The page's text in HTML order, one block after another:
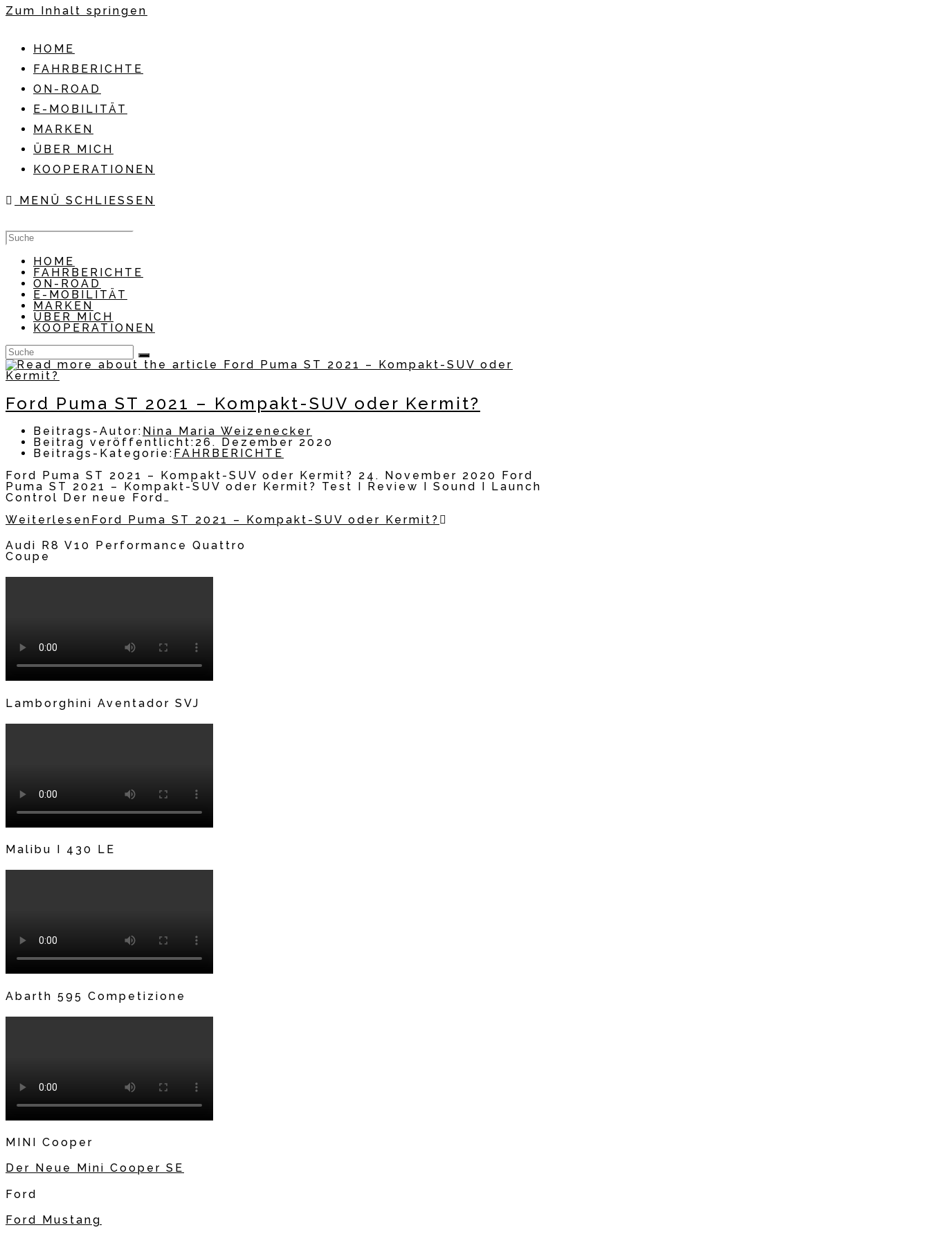
Zum Inhalt springen
HOME
FAHRBERICHTE
ON-ROAD
E-MOBILITÄT
MARKEN
ÜBER MICH
KOOPERATIONEN
MENÜ SCHLIESSEN
HOME
FAHRBERICHTE
ON-ROAD
E-MOBILITÄT
MARKEN
ÜBER MICH
KOOPERATIONEN
Ford Puma ST 2021 – Kompakt-SUV oder Kermit?
Beitrags-Autor: Nina Maria Weizenecker
Beitrag veröffentlicht: 26. Dezember 2020
Beitrags-Kategorie: FAHRBERICHTE
Ford Puma ST 2021 – Kompakt-SUV oder Kermit? 24. November 2020 Ford
Puma ST 2021 – Kompakt-SUV oder Kermit? Test I Review I Sound I Launch
Control Der neue Ford…
Weiterlesen Ford Puma ST 2021 – Kompakt-SUV oder Kermit?
Audi R8 V10 Performance Quattro
Coupe
Lamborghini Aventador SVJ
Malibu I 430 LE
Abarth 595 Competizione
MINI Cooper
Der Neue Mini Cooper SE
Ford
Ford Mustang